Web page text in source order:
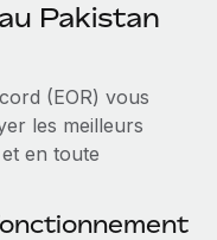
des outils essentiels
les RH à
la tech
manière flexible
de partenariat
Pakistan
(EOR) vous
les meilleurs
en toute